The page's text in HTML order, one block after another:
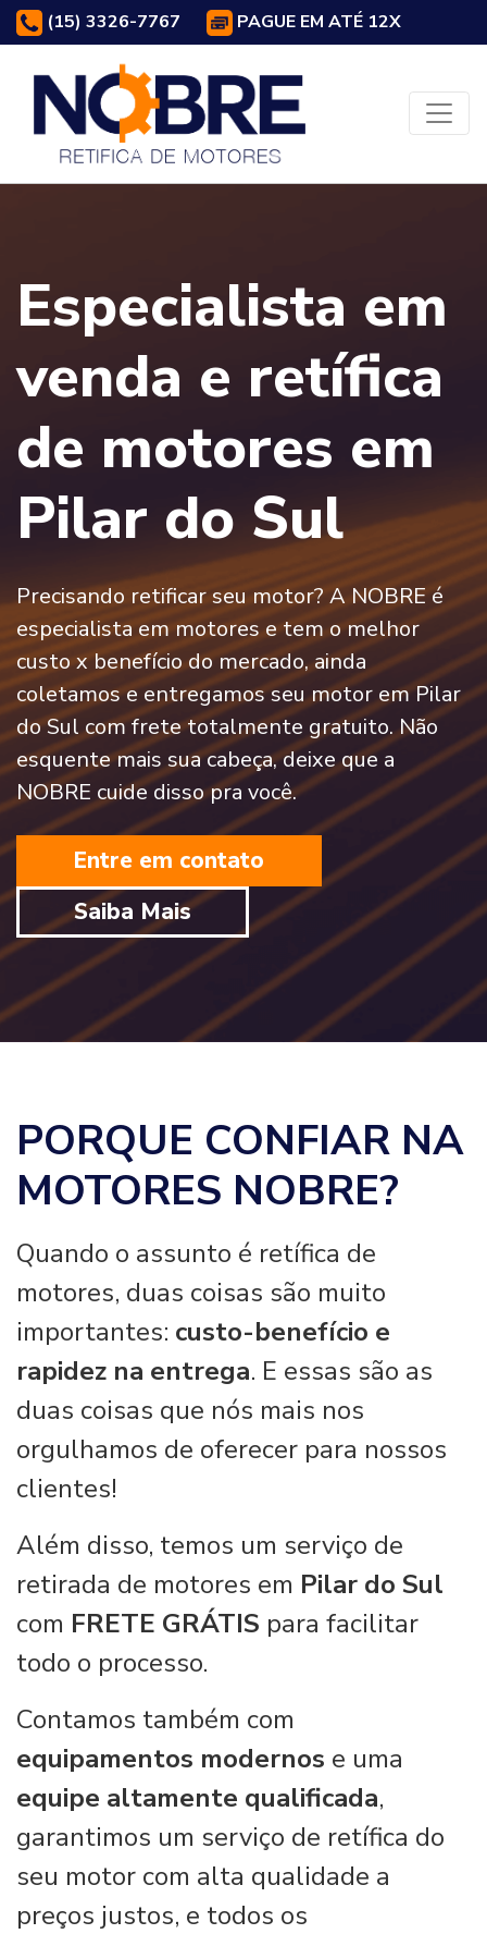
(15) 3326-7767 PAGUE EM ATÉ 12X
Especialista em
venda e retífica
de motores em
Pilar do Sul
Precisando retificar seu motor? A NOBRE é
especialista em motores e tem o melhor
custo x benefício do mercado, ainda
coletamos e entregamos seu motor em Pilar
do Sul com frete totalmente gratuito. Não
esquente mais sua cabeça, deixe que a
NOBRE cuide disso pra você.
Entre em contato
Saiba Mais
PORQUE CONFIAR NA
MOTORES NOBRE?
Quando o assunto é retífica de
motores, duas coisas são muito
importantes: custo-benefício e
rapidez na entrega. E essas são as
duas coisas que nós mais nos
orgulhamos de oferecer para nossos
clientes!
Além disso, temos um serviço de
retirada de motores em Pilar do Sul
com FRETE GRÁTIS para facilitar
todo o processo.
Contamos também com
equipamentos modernos e uma
equipe altamente qualificada,
garantimos um serviço de retífica do
seu motor com alta qualidade a
preços justos, e todos os